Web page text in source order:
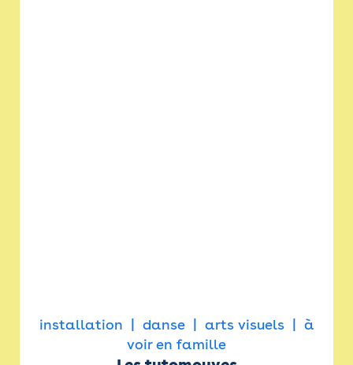
installation danse arts visuels
à
voir en famille